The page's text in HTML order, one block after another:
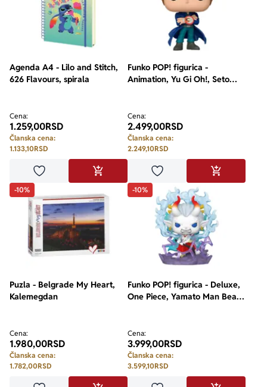
Agenda A4 - Lilo and Stitch,
626 Flavours, spirala
Cena:
1.259,00RSD
Članska cena:
1.133,10RSD
Dodaj u omiljeneDODAJ U KORPU
Funko POP! figurica -
Animation, Yu Gi Oh!, Seto
Cena:
2.499,00RSD
Članska cena:
2.249,10RSD
Dodaj u omiljeneDODAJ U
-10%
Puzla - Belgrade My Heart,
Kalemegdan
Cena:
1.980,00RSD
Članska cena:
1.782,00RSD
-10%
Funko POP! figurica - Deluxe,
One Piece, Yamato Man Beast
Cena:
3.999,00RSD
Članska cena:
3.599,10RSD